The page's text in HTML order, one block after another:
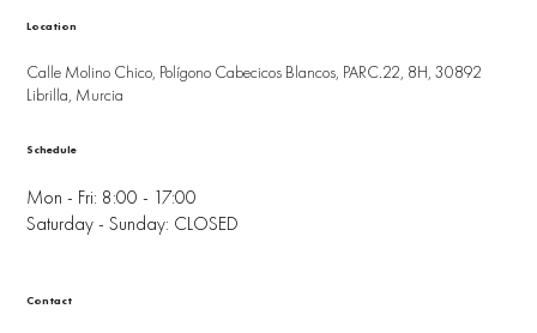
Location
Calle Molino Chico, Polígono Cabecicos Blancos, PARC.22, 8H, 30892
Librilla, Murcia
Mon - Fri: 8:00 - 17:00
Saturday - Sunday: CLOSED
Schedule
Contact